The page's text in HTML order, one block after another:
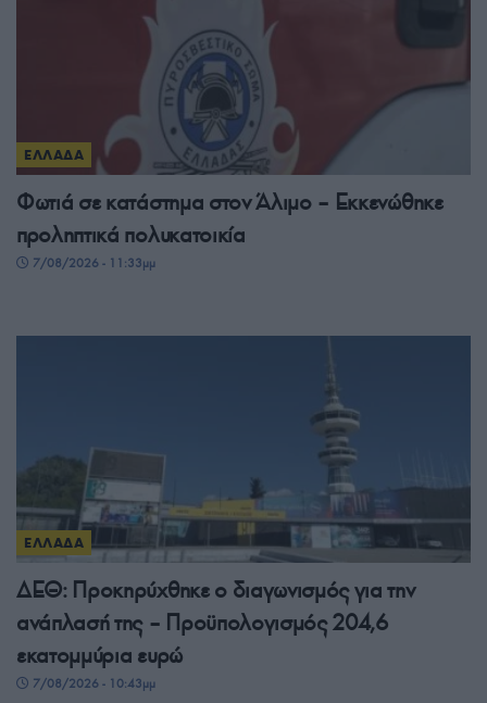
ΕΛΛΑΔΑ
Φωτιά σε κατάστημα στον Άλιμο – Εκκενώθηκε
προληπτικά πολυκατοικία
7/08/2026 - 11:33μμ
ΕΛΛΑΔΑ
ΔΕΘ: Προκηρύχθηκε ο διαγωνισμός για την
ανάπλασή της – Προϋπολογισμός 204,6
εκατομμύρια ευρώ
7/08/2026 - 10:43μμ